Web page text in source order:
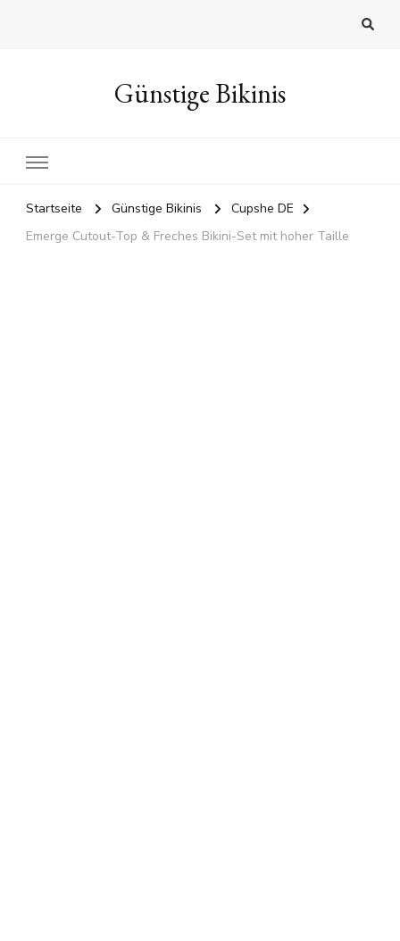
Günstige Bikinis
Startseite Günstige Bikinis
Cupshe DE
Emerge Cutout-Top & Freches Bikini-Set mit hoher Taille